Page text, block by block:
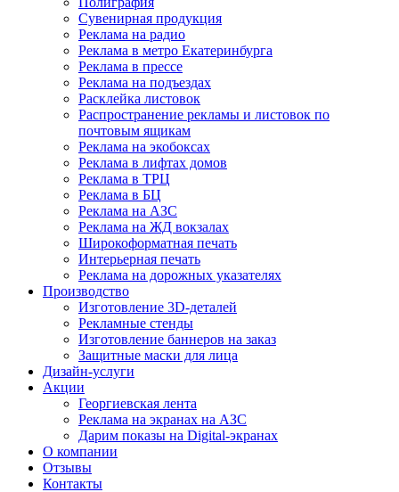
Сувенирная продукция
Реклама на радио
Реклама в метро Екатеринбурга
Реклама в прессе
Реклама на подъездах
Расклейка листовок
Распространение рекламы и листовок по
почтовым ящикам
Реклама на экобоксах
Реклама в лифтах домов
Реклама в ТРЦ
Реклама в БЦ
Реклама на АЗС
Реклама на ЖД вокзалах
Широкоформатная печать
Интерьерная печать
Реклама на дорожных указателях
Производство
Изготовление 3D-деталей
Рекламные стенды
Изготовление баннеров на заказ
Защитные маски для лица
Дизайн-услуги
Акции
Георгиевская лента
Реклама на экранах на АЗС
Дарим показы на Digital-экранах
О компании
Отзывы
Контакты